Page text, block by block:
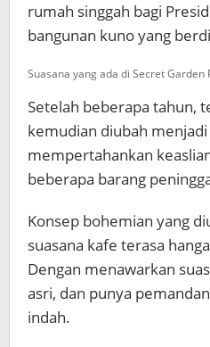
rumah singgah bagi
bangunan kuno yang
Suasana yang ada di Secret Garden
Setelah beberapa tahun,
kemudian diubah
mempertahankan
beberapa barang
Konsep bohemian yang
suasana kafe terasa
Dengan menawarkan
asri, dan punya
indah.